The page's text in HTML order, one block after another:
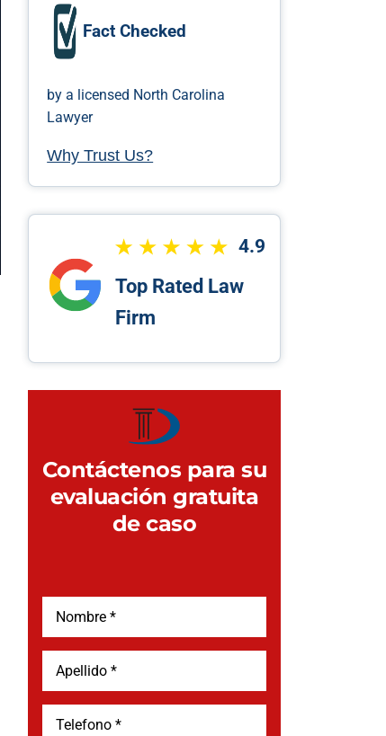
Fact Checked
by a licensed North Carolina
Lawyer
Why Trust Us?
4.9
Top Rated Law
Firm
Contáctenos para su
evaluación gratuita
de caso